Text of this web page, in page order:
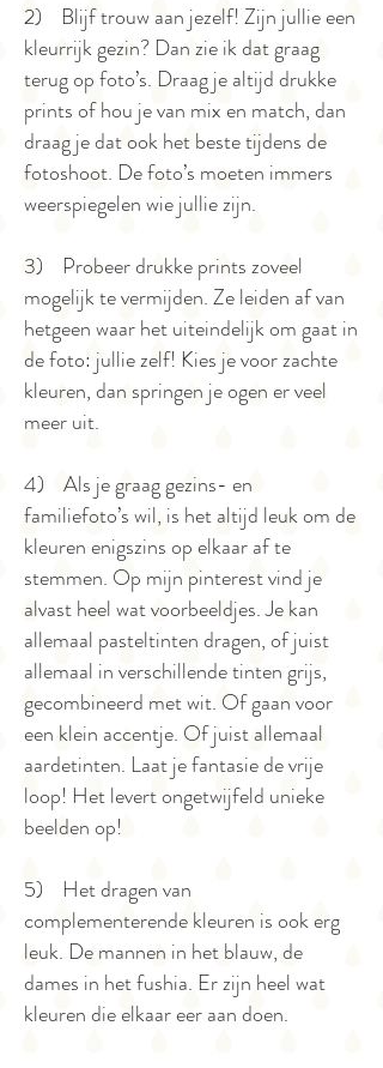
2) Blijf trouw aan jezelf! Zijn jullie een
kleurrijk gezin? Dan zie ik dat graag
terug op foto’s. Draag je altijd drukke
prints of hou je van mix en match, dan
draag je dat ook het beste tijdens de
fotoshoot. De foto’s moeten immers
weerspiegelen wie jullie zijn.
3) Probeer drukke prints zoveel
mogelijk te vermijden. Ze leiden af van
hetgeen waar het uiteindelijk om gaat in
de foto: jullie zelf! Kies je voor zachte
kleuren, dan springen je ogen er veel
meer uit.
4) Als je graag gezins- en
familiefoto’s wil, is het altijd leuk om de
kleuren enigszins op elkaar af te
stemmen. Op mijn pinterest vind je
alvast heel wat voorbeeldjes. Je kan
allemaal pasteltinten dragen, of juist
allemaal in verschillende tinten grijs,
gecombineerd met wit. Of gaan voor
een klein accentje. Of juist allemaal
aardetinten. Laat je fantasie de vrije
loop! Het levert ongetwijfeld unieke
beelden op!
5) Het dragen van
complementerende kleuren is ook erg
leuk. De mannen in het blauw, de
dames in het fushia. Er zijn heel wat
kleuren die elkaar eer aan doen.